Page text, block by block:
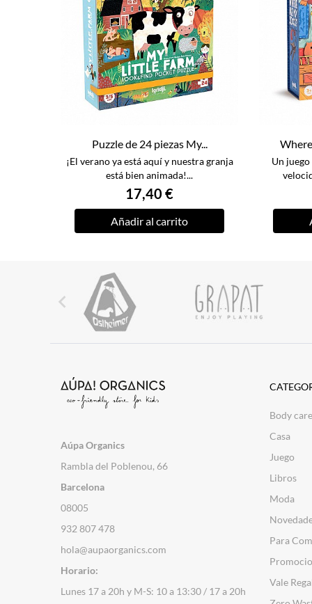
Puzzle de 24 piezas My...
¡El verano ya está aquí y nuestra granja
está bien animada!...
17,40 €
Añadir al carrito
Un

Aúpa Organics
Rambla del Poblenou, 66
Barcelona
08005
932 807 478
hola@aupaorganics.com
Horario:
Lunes 17 a 20h y M-S: 10 a 13:30 / 17 a 20h
Body care
Casa
Juego
Libros
Moda
Para
Vale